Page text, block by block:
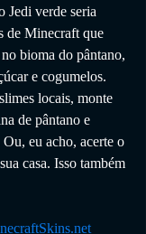
Jedi verde seria
de Minecraft que
bioma do pântano,
e cogumelos.
locais, monte
de pântano e
eu acho, acerte o
casa. Isso também